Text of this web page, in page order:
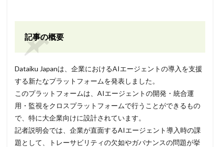
記事の概要
Dataiku Japanは、企業におけるAIエージェントの導入を支援
する新たなプラットフォームを発表しました。
このプラットフォームは、AIエージェントの開発・統合運
用・監視をクロスプラットフォームで行うことができるもの
で、特に大企業向けに設計されています。
記者説明会では、企業が直面するAIエージェント導入時の課
題として、トレーサビリティの欠如やガバナンスの問題が挙